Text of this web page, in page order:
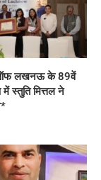
ऑफ लखनऊ के 89वें
स्तुति मित्तल ने